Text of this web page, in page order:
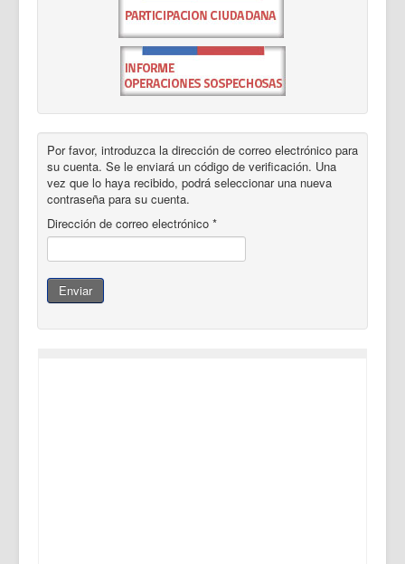
Por favor, introduzca la dirección de correo electrónico para
su cuenta. Se le enviará un código de verificación. Una
vez que lo haya recibido, podrá seleccionar una nueva
contraseña para su cuenta.
Dirección de correo electrónico *
Enviar